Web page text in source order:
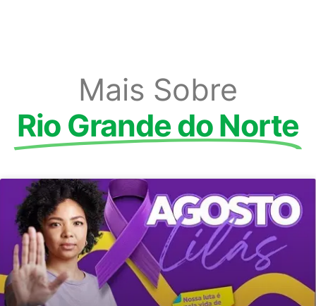
Mais Sobre
Rio Grande do Norte